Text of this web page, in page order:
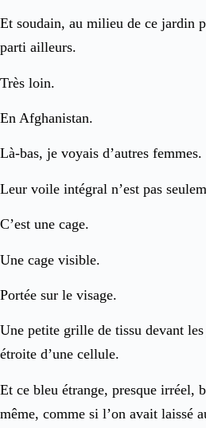
Et soudain, au milieu de ce jardin
parti ailleurs.
Très loin.
En Afghanistan.
Là-bas, je voyais d’autres femmes.
Leur voile intégral n’est pas
C’est une cage.
Une cage visible.
Portée sur le visage.
Une petite grille de tissu devant
étroite d’une cellule.
Et ce bleu étrange, presque irréel,
même, comme si l’on avait laissé